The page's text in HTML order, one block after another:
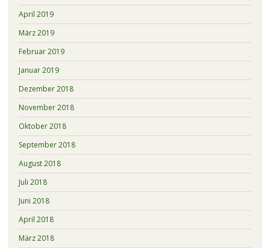
April 2019
März 2019
Februar 2019
Januar 2019
Dezember 2018
November 2018
Oktober 2018
September 2018
August 2018
Juli 2018
Juni 2018
April 2018
März 2018